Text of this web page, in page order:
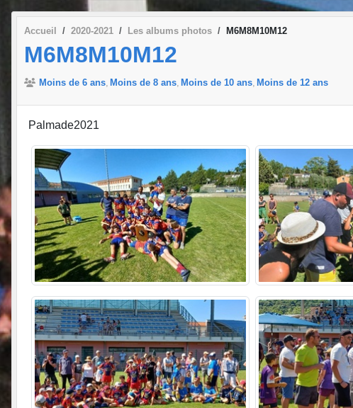
Accueil 2020-2021 Les albums photos M6M8M10M12
M6M8M10M12
Moins de 6 ans Moins de 8 ans Moins de 10 ans Moins de 12 ans
Palmade2021